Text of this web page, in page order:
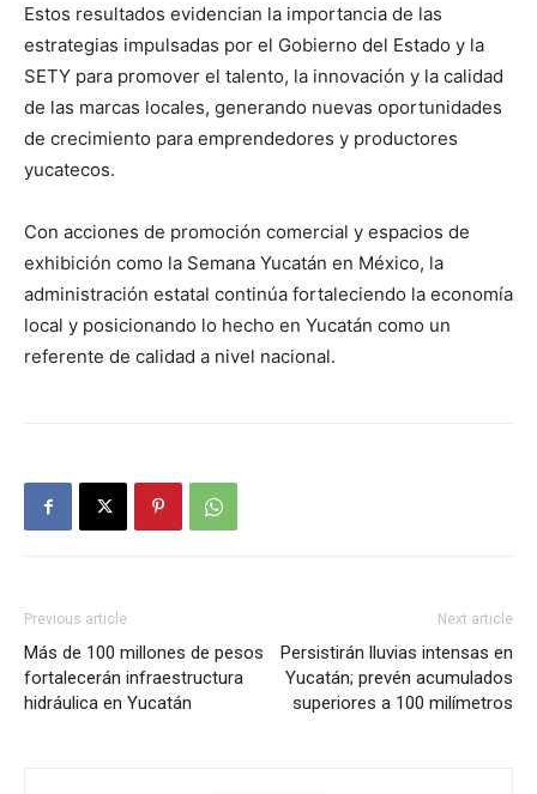
Estos resultados evidencian la importancia de las
estrategias impulsadas por el Gobierno del Estado y la
SETY para promover el talento, la innovación y la calidad
de las marcas locales, generando nuevas oportunidades
de crecimiento para emprendedores y productores
yucatecos.
Con acciones de promoción comercial y espacios de
exhibición como la Semana Yucatán en México, la
administración estatal continúa fortaleciendo la economía
local y posicionando lo hecho en Yucatán como un
referente de calidad a nivel nacional.
Previous article
Más de 100 millones de pesos
fortalecerán infraestructura
hidráulica en Yucatán
Next article
Persistirán lluvias intensas en
Yucatán; prevén acumulados
superiores a 100 milímetros